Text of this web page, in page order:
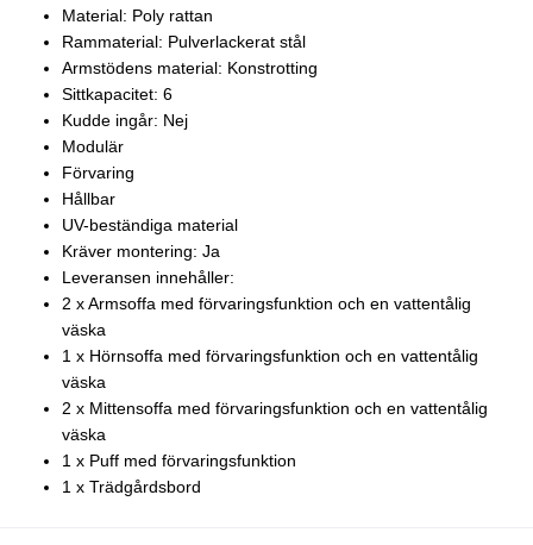
Material: Poly rattan
Rammaterial: Pulverlackerat stål
Armstödens material: Konstrotting
Sittkapacitet: 6
Kudde ingår: Nej
Modulär
Förvaring
Hållbar
UV-beständiga material
Kräver montering: Ja
Leveransen innehåller:
2 x Armsoffa med förvaringsfunktion och en vattentålig
väska
1 x Hörnsoffa med förvaringsfunktion och en vattentålig
väska
2 x Mittensoffa med förvaringsfunktion och en vattentålig
väska
1 x Puff med förvaringsfunktion
1 x Trädgårdsbord